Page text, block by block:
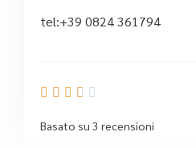
tel:+39 0824 361794
    
Basato su 3 recensioni